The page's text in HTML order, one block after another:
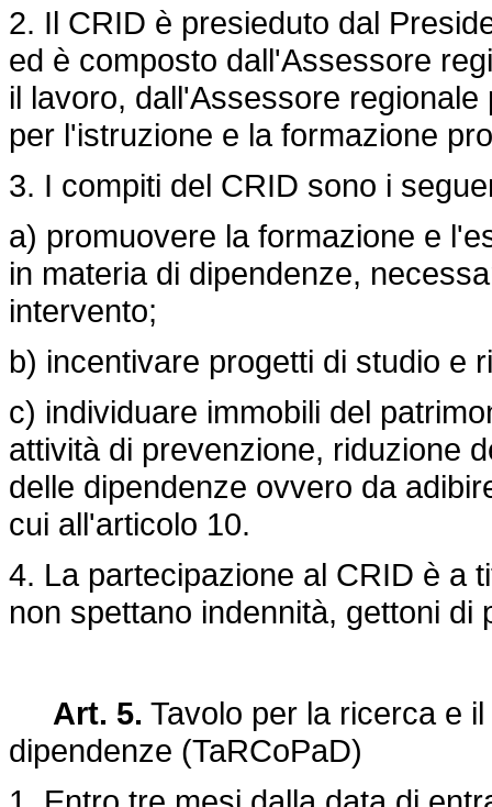
2. Il CRID è presieduto dal
ed è composto dall'Assessore
il lavoro, dall'Assessore
per l'istruzione e la formazione
3. I compiti del CRID sono i
a) promuovere la formazione e
in materia di dipendenze,
intervento;
b) incentivare progetti di studio e
c) individuare immobili del
attività di prevenzione, riduzione
delle dipendenze ovvero da
cui all'articolo 10.
4. La partecipazione al CRID è a
non spettano indennità, gettoni
Art. 5. Tavolo per la ricerca e
dipendenze (TaRCoPaD)